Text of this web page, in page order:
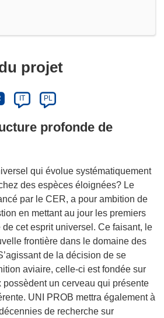
projet
IT PL
profonde de
qui évolue systématiquement
des espèces éloignées? Le
par le CER, a pour ambition de
en mettant au jour les premiers
de cet esprit universel. Ce faisant, le
frontière dans le domaine des
de la décision de se
aviaire, celle-ci est fondée sur
possèdent un cerveau qui présente
UNI PROB mettra également à
de recherche sur